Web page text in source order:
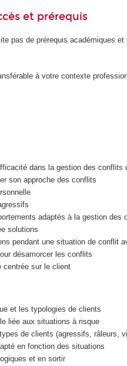
et prérequis
pas de prérequis académiques
à votre contexte
dans la gestion des conflits
son approche des conflits
adaptés à la gestion des
solutions
pendant une situation de conflit
désamorcer les conflits
centrée sur le client
et les typologies de clients
liée aux situations à risque
de clients (agressifs, râleurs,
en fonction des situations
et en sortir